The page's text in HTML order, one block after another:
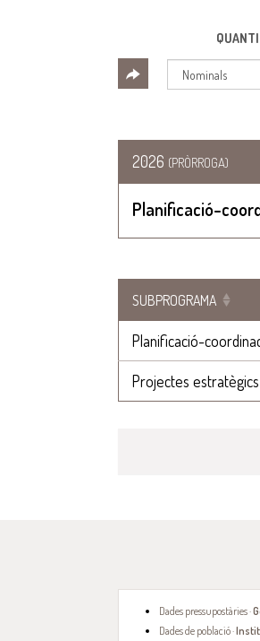
2026 (PRÒRROGA)
Planificació-
SUBPROGRAMA
Planificació-
Projectes estratègics
Dades pressupostàries ·
Dades de població ·